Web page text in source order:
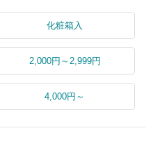
化粧箱入
2,000円～2,999円
4,000円～